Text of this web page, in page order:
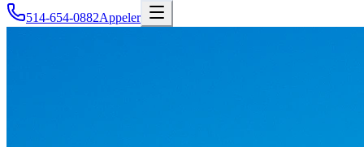
514-654-0882Appeler